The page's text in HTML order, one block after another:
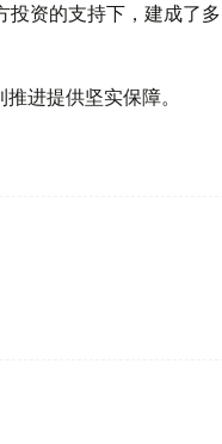
投资的支持下，建成了多
进提供坚实保障。